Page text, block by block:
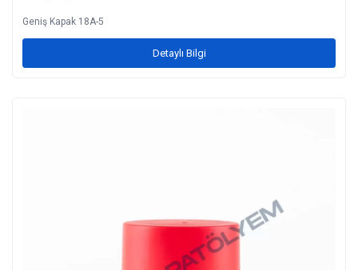
Geniş Kapak 18A-5
Detaylı Bilgi